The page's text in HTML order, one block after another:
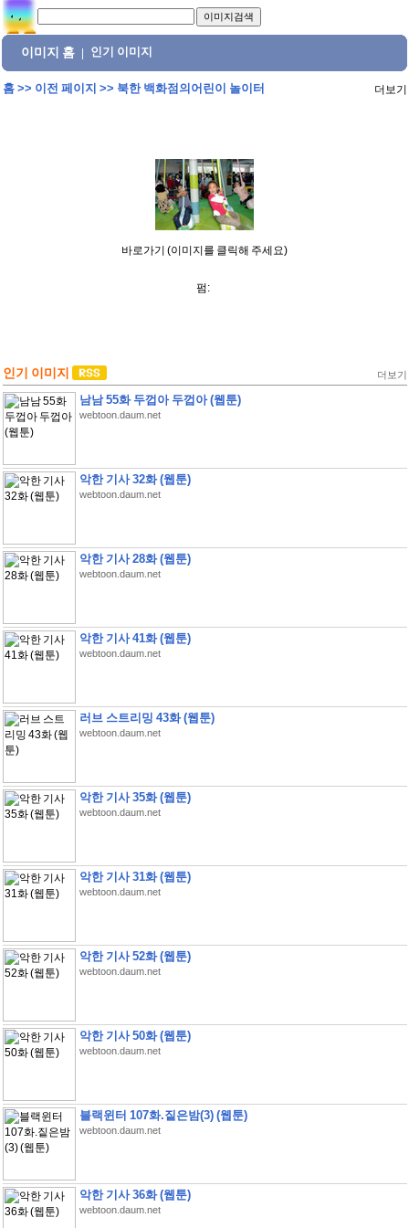
이미지 홈 인기 이미지
홈>> 이전 페이지 >> 북한 백화점의어린이 놀이터 더보기
바로가기 (이미지를 클릭해 주세요)
펌:
인기 이미지 더보기
남남 55화 두껍아 두껍아 (웹툰)
webtoon.daum.net
악한 기사 32화 (웹툰)
webtoon.daum.net
악한 기사 28화 (웹툰)
webtoon.daum.net
악한 기사 41화 (웹툰)
webtoon.daum.net
러브 스트리밍 43화 (웹툰)
webtoon.daum.net
악한 기사 35화 (웹툰)
webtoon.daum.net
악한 기사 31화 (웹툰)
webtoon.daum.net
악한 기사 52화 (웹툰)
webtoon.daum.net
악한 기사 50화 (웹툰)
webtoon.daum.net
블랙윈터 107화.짙은밤(3) (웹툰)
webtoon.daum.net
악한 기사 36화 (웹툰)
webtoon.daum.net